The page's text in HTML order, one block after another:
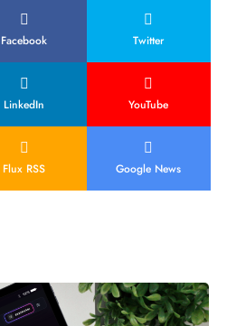
Facebook Twitter
LinkedIn YouTube
Flux RSS Google News